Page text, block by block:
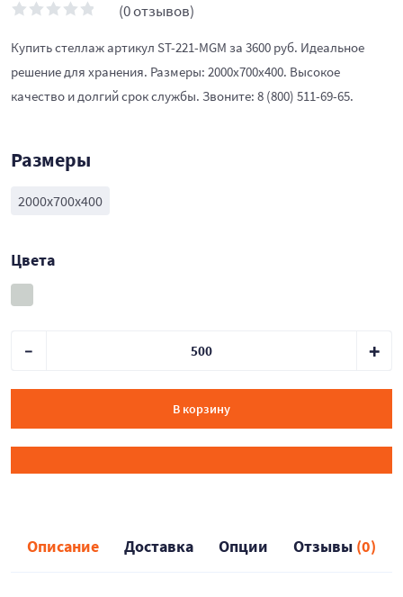
(0 отзывов)
Купить стеллаж артикул ST-221-MGM за 3600 руб. Идеальное
решение для хранения. Размеры: 2000x700x400. Высокое
качество и долгий срок службы. Звоните: 8 (800) 511-69-65.
Размеры
2000x700x400
Цвета
В корзину
Описание Доставка Опции Отзывы (0)